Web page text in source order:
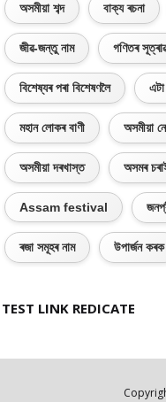
অসমীয়া শব্দ বাক্য ৰচনা
জীৱ-জন্তু নাম গণিতৰ
বিশেষ্যৰ পৰা বিশেষণলৈ
মহান লোকৰ বাণী অসমীয়া
অসমীয়া দৰখাস্ত অসমৰ
Assam festival
ৰজা সমূহৰ নাম উপাৰ্জন কৰক
TEST LINK REDICATE